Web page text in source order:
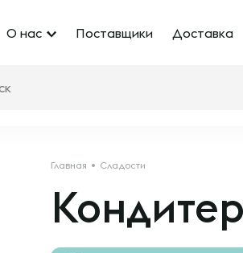
О нас Поставщики Доставка
Главная Сладости